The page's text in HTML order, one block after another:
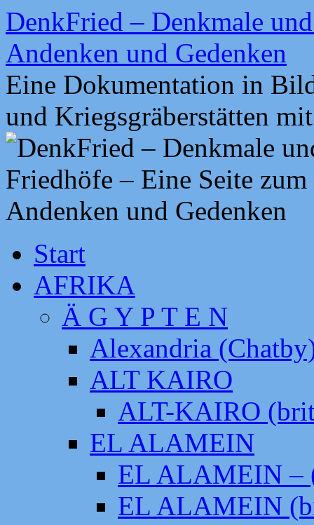
Zum
Inhalt
springen
DenkFried – Denkmale
Andenken und Gedenken
Eine Dokumentation in
und Kriegsgräberstätten
Start
AFRIKA
Ä G Y P T E N
Alexandria
ALT KAIRO
ALT-KAIRO
EL ALAMEIN
EL ALAMEIN –
EL ALAMEIN